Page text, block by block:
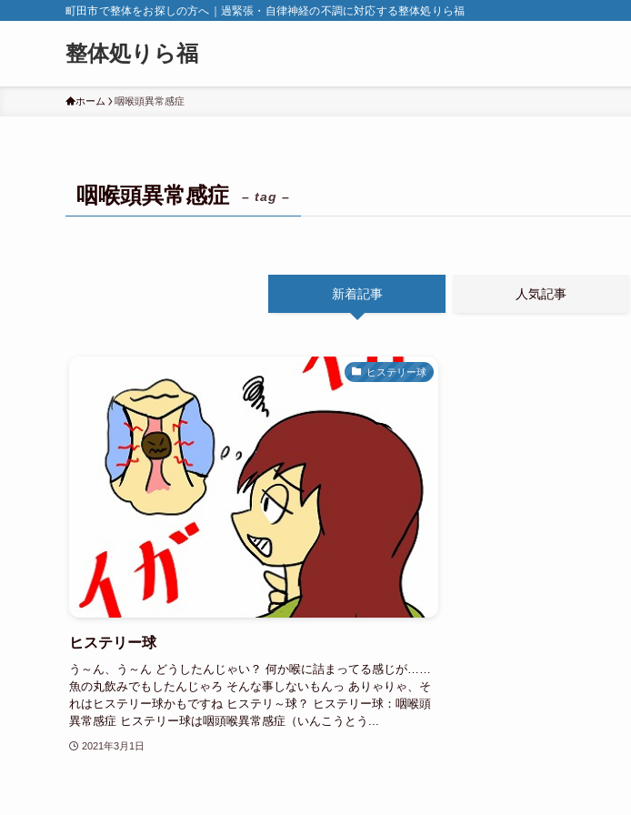
町田市で整体をお探しの方へ｜過緊張・自律神経の不調に対応する整体処りら福
整体処りら福
ホーム 咽喉頭異常感症
咽喉頭異常感症 – tag –
新着記事 人気記事
ヒステリー球
ヒステリー球
う～ん、う～ん どうしたんじゃい？ 何か喉に詰まってる感じが……
魚の丸飲みでもしたんじゃろ そんな事しないもんっ ありゃりゃ、そ
れはヒステリー球かもですね ヒステリ～球？ ヒステリー球：咽喉頭
異常感症 ヒステリー球は咽頭喉異常感症（いんこうとう...
2021年3月1日